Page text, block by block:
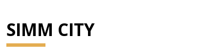
SIMM CITY